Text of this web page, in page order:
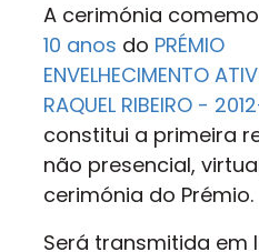
A cerimónia
10 anos do PRÉMIO
ENVELHECIMENTO
RAQUEL RIBEIRO -
constitui a primeira
não presencial,
cerimónia do Prémio.
Será transmitida em